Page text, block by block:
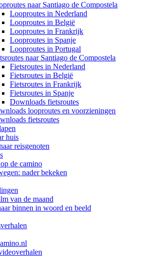
naar Santiago de Compostela
Looproutes in Nederland
Looproutes in België
Looproutes in Frankrijk
Looproutes in Spanje
Looproutes in Portugal
naar Santiago de Compostela
Fietsroutes in Nederland
Fietsroutes in België
Fietsroutes in Frankrijk
Fietsroutes in Spanje
Downloads fietsroutes
looproutes en voorzieningen
fietsroutes
huis
reisgenoten
de camino
nader bekeken
van de maand
binnen in woord en beeld